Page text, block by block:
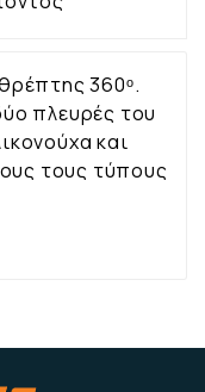
360ᵒ.
πλευρές του
και
τους τύπους